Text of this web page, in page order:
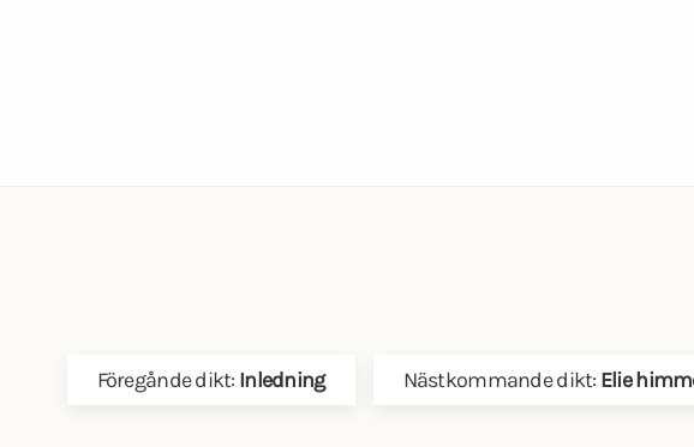
Föregånde dikt: Inledning Nästkommande dikt: Elie